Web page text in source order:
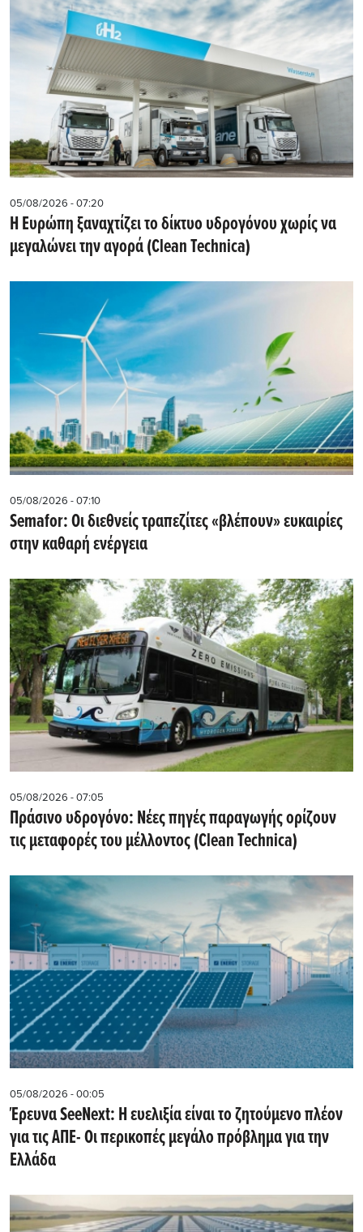
05/08/2026 - 07:20
Η Ευρώπη ξαναχτίζει το δίκτυο υδρογόνου χωρίς να
μεγαλώνει την αγορά (Clean Technica)
05/08/2026 - 07:10
Semafor: Οι διεθνείς τραπεζίτες «βλέπουν» ευκαιρίες
στην καθαρή ενέργεια
05/08/2026 - 07:05
Πράσινο υδρογόνο: Νέες πηγές παραγωγής ορίζουν
τις μεταφορές του μέλλοντος (Clean Technica)
05/08/2026 - 00:05
Έρευνα SeeNext: Η ευελιξία είναι το ζητούμενο πλέον
για τις ΑΠΕ- Οι περικοπές μεγάλο πρόβλημα για την
Ελλάδα